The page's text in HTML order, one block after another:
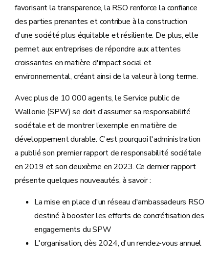
Le bilan 2023, c'est quoi ?
Une évaluation de 113 indicateurs de suivi des
ODD, dont 74 rattachés à un objectif chiffré
(parmi les 89 fixés par le Gouvernement
wallon) ;
Des analyses globales et par ODD, ainsi que des
favorisant la transparence, la RSO renforce la confiance
des parties prenantes et contribue à la construction
d'une société plus équitable et résiliente. De plus, elle
permet aux entreprises de répondre aux attentes
croissantes en matière d'impact social et
environnemental, créant ainsi de la valeur à long terme.
Avec plus de 10 000 agents, le Service public de
Wallonie (SPW) se doit d’assumer sa responsabilité
sociétale et de montrer l’exemple en matière de
développement durable. C'est pourquoi l'administration
a publié son premier rapport de responsabilité sociétale
en 2019 et son deuxième en 2023. Ce dernier rapport
présente quelques nouveautés, à savoir :
La mise en place d'un réseau d'ambassadeurs RSO
destiné à booster les efforts de concrétisation des
engagements du SPW
L'organisation, dès 2024, d'un rendez-vous annuel